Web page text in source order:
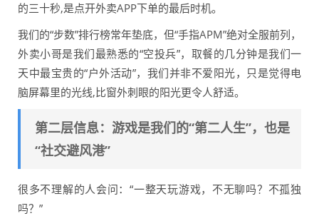
的三十秒,是点开外卖APP下单的最后时机。
我们的“步数”排行榜常年垫底，但“手指APM”绝对全服前列，
外卖小哥是我们最熟悉的“空投兵”，取餐的几分钟是我们一
天中最宝贵的“户外活动”，我们并非不爱阳光，只是觉得电
脑屏幕里的光线,比窗外刺眼的阳光更令人舒适。
第二层信息：游戏是我们的“第二人生”，也是
“社交避风港”
很多不理解的人会问：“一整天玩游戏，不无聊吗？不孤独
吗？”